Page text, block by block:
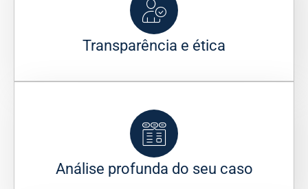
Transparência e ética
Análise profunda do seu caso